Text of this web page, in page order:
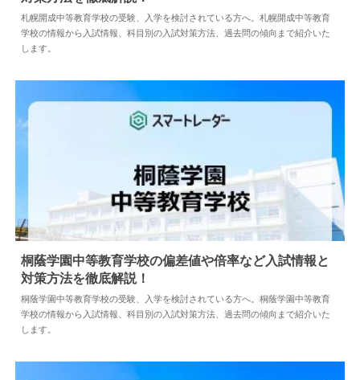
中学情報 2024.04.18
札幌開成中等教育学校の受験、入学を検討されている方へ。札幌開成中等教育
学校の情報から入試情報、科目別の入試対策方法、過去問の傾向まで紹介いた
します。
中学情報 2026.07.16
桐蔭学園中等教育学校の偏差値や倍率など入試情報と
対策方法を徹底解説！
桐蔭学園中等教育学校の受験、入学を検討されている方へ。桐蔭学園中等教育
学校の情報から入試情報、科目別の入試対策方法、過去問の傾向まで紹介いた
します。